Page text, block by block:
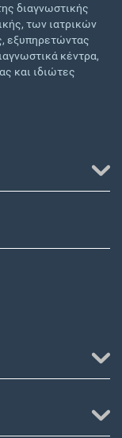
διαγνωστικής
των ιατρικών
εξυπηρετώντας
κέντρα,
και ιδιώτες